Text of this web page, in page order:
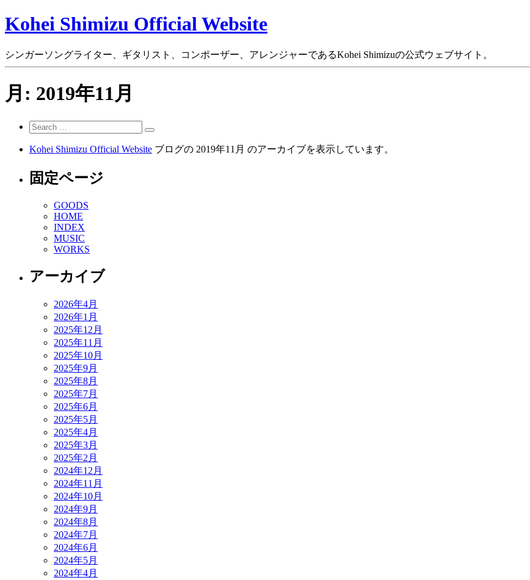
Kohei Shimizu Official Website
シンガーソングライター、ギタリスト、コンポーザー、アレンジャーであるKohei Shimizuの公式ウェブサイト。
月: 2019年11月
Search
for:
Search
Kohei Shimizu Official Website ブログの 2019年11月 のアーカイブを表示しています。
固定ページ
GOODS
HOME
INDEX
MUSIC
WORKS
アーカイブ
2026年4月
2026年1月
2025年12月
2025年11月
2025年10月
2025年9月
2025年8月
2025年7月
2025年6月
2025年5月
2025年4月
2025年3月
2025年2月
2024年12月
2024年11月
2024年10月
2024年9月
2024年8月
2024年7月
2024年6月
2024年5月
2024年4月